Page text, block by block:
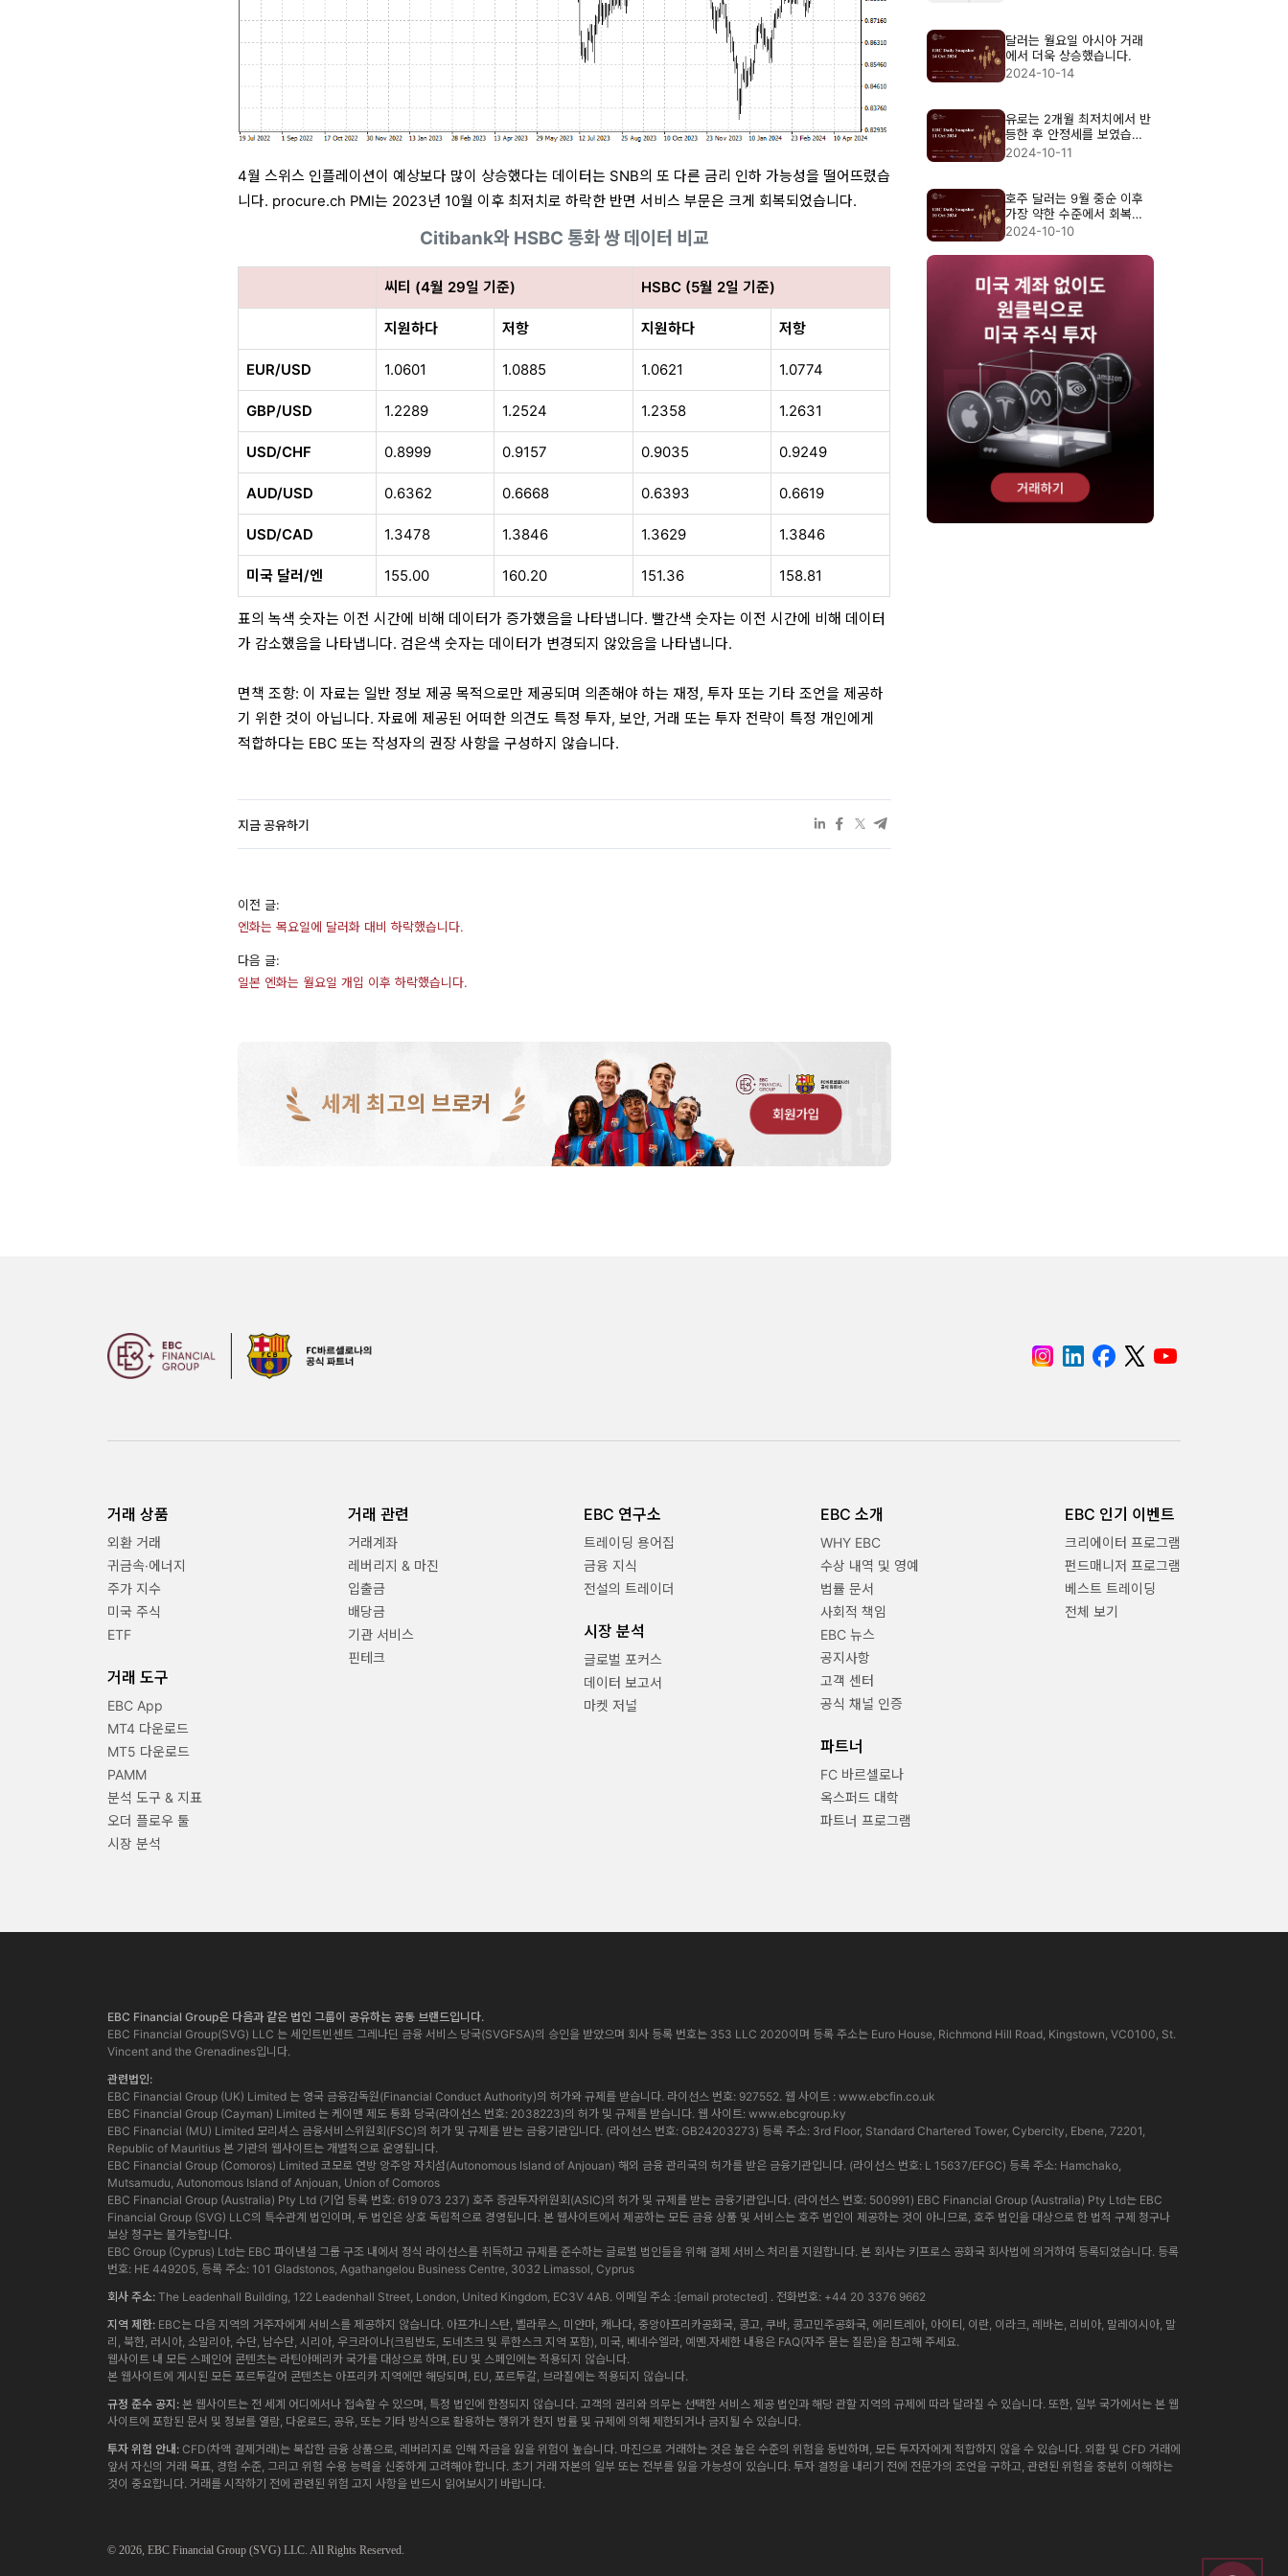
4월 스위스 인플레이션이 예상보다 많이 상승했다는 데이터는 SNB의 또 다른 금리 인하 가능성을 떨어뜨렸습
니다. procure.ch PMI는 2023년 10월 이후 최저치로 하락한 반면 서비스 부문은 크게 회복되었습니다.
Citibank와 HSBC 통화 쌍 데이터 비교
씨티 (4월 29일 기준) HSBC (5월 2일 기준)
지원하다 저항 지원하다 저항
EUR/USD 1.0601 1.0885 1.0621 1.0774
GBP/USD 1.2289 1.2524 1.2358 1.2631
USD/CHF 0.8999 0.9157 0.9035 0.9249
AUD/USD 0.6362 0.6668 0.6393 0.6619
USD/CAD 1.3478 1.3846 1.3629 1.3846
미국 달러/엔 155.00 160.20 151.36 158.81
표의 녹색 숫자는 이전 시간에 비해 데이터가 증가했음을 나타냅니다. 빨간색 숫자는 이전 시간에 비해 데이터
가 감소했음을 나타냅니다. 검은색 숫자는 데이터가 변경되지 않았음을 나타냅니다.
면책 조항: 이 자료는 일반 정보 제공 목적으로만 제공되며 의존해야 하는 재정, 투자 또는 기타 조언을 제공하
기 위한 것이 아닙니다. 자료에 제공된 어떠한 의견도 특정 투자, 보안, 거래 또는 투자 전략이 특정 개인에게
적합하다는 EBC 또는 작성자의 권장 사항을 구성하지 않습니다.
지금 공유하기
이전 글:
엔화는 목요일에 달러화 대비 하락했습니다.
다음 글:
일본 엔화는 월요일 개입 이후 하락했습니다.
세계 최고의 브로커 회원가입
달러는 월요일 아시아 거래
에서 더욱 상승했습니다.
2024-10-14
유로는 2개월 최저치에서 반
등한 후 안정세를 보였습니
다.
2024-10-11
호주 달러는 9월 중순 이후
가장 약한 수준에서 회복세
를 보였습니다.
2024-10-10
거래 상품
외환 거래
귀금속·에너지
주가 지수
미국 주식
ETF
거래 도구
EBC App
MT4 다운로드
MT5 다운로드
PAMM
분석 도구 & 지표
오더 플로우 툴
시장 분석
거래 관련
거래계좌
레버리지 & 마진
입출금
배당금
기관 서비스
핀테크
EBC 연구소
트레이딩 용어집
금융 지식
전설의 트레이더
시장 분석
글로벌 포커스
데이터 보고서
마켓 저널
EBC 소개
WHY EBC
수상 내역 및 영예
법률 문서
사회적 책임
EBC 뉴스
공지사항
고객 센터
공식 채널 인증
파트너
FC 바르셀로나
옥스퍼드 대학
파트너 프로그램
EBC 인기 이벤트
크리에이터 프로그램
펀드매니저 프로그램
베스트 트레이딩
전체 보기
EBC Financial Group은 다음과 같은 법인 그룹이 공유하는 공동 브랜드입니다.
EBC Financial Group(SVG) LLC 는 세인트빈센트 그레나딘 금융 서비스 당국(SVGFSA)의 승인을 받았으며 회사 등록 번호는 353 LLC 2020이며 등록 주소는 Euro House, Richmond Hill Road, Kingstown, VC0100, St.
Vincent and the Grenadines입니다.
관련법인:
EBC Financial Group (UK) Limited 는 영국 금융감독원(Financial Conduct Authority)의 허가와 규제를 받습니다. 라이선스 번호: 927552. 웹 사이트 : www.ebcfin.co.uk
EBC Financial Group (Cayman) Limited 는 케이맨 제도 통화 당국(라이선스 번호: 2038223)의 허가 및 규제를 받습니다. 웹 사이트: www.ebcgroup.ky
EBC Financial (MU) Limited 모리셔스 금융서비스위원회(FSC)의 허가 및 규제를 받는 금융기관입니다. (라이선스 번호: GB24203273) 등록 주소: 3rd Floor, Standard Chartered Tower, Cybercity, Ebene, 72201,
Republic of Mauritius 본 기관의 웹사이트는 개별적으로 운영됩니다.
EBC Financial Group (Comoros) Limited 코모로 연방 앙주앙 자치섬(Autonomous Island of Anjouan) 해외 금융 관리국의 허가를 받은 금융기관입니다. (라이선스 번호: L 15637/EFGC) 등록 주소: Hamchako,
Mutsamudu, Autonomous Island of Anjouan, Union of Comoros
EBC Financial Group (Australia) Pty Ltd (기업 등록 번호: 619 073 237) 호주 증권투자위원회(ASIC)의 허가 및 규제를 받는 금융기관입니다. (라이선스 번호: 500991) EBC Financial Group (Australia) Pty Ltd는 EBC
Financial Group (SVG) LLC의 특수관계 법인이며, 두 법인은 상호 독립적으로 경영됩니다. 본 웹사이트에서 제공하는 모든 금융 상품 및 서비스는 호주 법인이 제공하는 것이 아니므로, 호주 법인을 대상으로 한 법적 구제 청구나
보상 청구는 불가능합니다.
EBC Group (Cyprus) Ltd는 EBC 파이낸셜 그룹 구조 내에서 정식 라이선스를 취득하고 규제를 준수하는 글로벌 법인들을 위해 결제 서비스 처리를 지원합니다. 본 회사는 키프로스 공화국 회사법에 의거하여 등록되었습니다. 등록
번호: HE 449205, 등록 주소: 101 Gladstonos, Agathangelou Business Centre, 3032 Limassol, Cyprus
회사 주소: The Leadenhall Building, 122 Leadenhall Street, London, United Kingdom, EC3V 4AB. 이메일 주소 :[email protected] . 전화번호: +44 20 3376 9662
지역 제한: EBC는 다음 지역의 거주자에게 서비스를 제공하지 않습니다. 아프가니스탄, 벨라루스, 미얀마, 캐나다, 중앙아프리카공화국, 콩고, 쿠바, 콩고민주공화국, 에리트레아, 아이티, 이란, 이라크, 레바논, 리비아, 말레이시아, 말
리, 북한, 러시아, 소말리아, 수단, 남수단, 시리아, 우크라이나(크림반도, 도네츠크 및 루한스크 지역 포함), 미국, 베네수엘라, 예멘.자세한 내용은 FAQ(자주 묻는 질문)을 참고해 주세요.
웹사이트 내 모든 스페인어 콘텐츠는 라틴아메리카 국가를 대상으로 하며, EU 및 스페인에는 적용되지 않습니다.
본 웹사이트에 게시된 모든 포르투갈어 콘텐츠는 아프리카 지역에만 해당되며, EU, 포르투갈, 브라질에는 적용되지 않습니다.
규정 준수 공지: 본 웹사이트는 전 세계 어디에서나 접속할 수 있으며, 특정 법인에 한정되지 않습니다. 고객의 권리와 의무는 선택한 서비스 제공 법인과 해당 관할 지역의 규제에 따라 달라질 수 있습니다. 또한, 일부 국가에서는 본 웹
사이트에 포함된 문서 및 정보를 열람, 다운로드, 공유, 또는 기타 방식으로 활용하는 행위가 현지 법률 및 규제에 의해 제한되거나 금지될 수 있습니다.
투자 위험 안내: CFD(차액 결제거래)는 복잡한 금융 상품으로, 레버리지로 인해 자금을 잃을 위험이 높습니다. 마진으로 거래하는 것은 높은 수준의 위험을 동반하며, 모든 투자자에게 적합하지 않을 수 있습니다. 외환 및 CFD 거래에
앞서 자신의 거래 목표, 경험 수준, 그리고 위험 수용 능력을 신중하게 고려해야 합니다. 초기 거래 자본의 일부 또는 전부를 잃을 가능성이 있습니다. 투자 결정을 내리기 전에 전문가의 조언을 구하고, 관련된 위험을 충분히 이해하는
것이 중요합니다. 거래를 시작하기 전에 관련된 위험 고지 사항을 반드시 읽어보시기 바랍니다.
© 2026, EBC Financial Group (SVG) LLC. All Rights Reserved.